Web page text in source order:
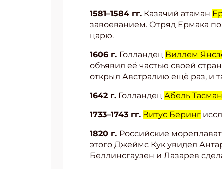
1581–1584 гг. Казачий атаман
завоеванием. Отряд Ермака
царю.
1606 г. Голландец Виллем
объявил её частью своей
открыл Австралию ещё раз, и
1642 г. Голландец Абель Тасман
1733–1743 гг. Витус Беринг
1820 г. Российские
этого Джеймс Кук увидел
Беллинсгаузен и Лазарев